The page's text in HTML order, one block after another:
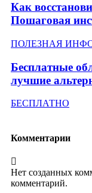
Как
Пошаговая
ПОЛЕЗНАЯ
Бесплатные
лучшие
БЕСПЛАТНО
Комментарии
Нет созданных
комментарий.